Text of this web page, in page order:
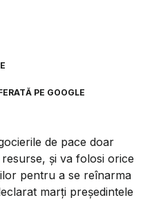
PE GOOGLE
de pace doar
şi va folosi orice
pentru a se reînarma
marţi preşedintele